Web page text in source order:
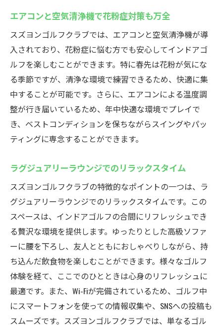
エアコンと空気清浄機で花粉症対策も万全
スズヨンゴルフクラブでは、エアコンと空気清浄機が導
入されており、花粉症に悩む方でも安心してインドアゴ
ルフを楽しむことができます。特に春先は花粉が気にな
る季節ですが、清浄な環境で練習できるため、快適に集
中することが可能です。さらに、エアコンによる温度調
整が行き届いているため、年中快適な環境でプレイで
き、ベストコンディションを保ちながらスイングやパッ
ティングに専念することができます。
ラグジュアリーラウンジでのリラックスタイム
スズヨンゴルフクラブの特徴的なポイントの一つは、ラ
グジュアリーラウンジでのリラックスタイムです。この
スペースは、インドアゴルフの合間にリフレッシュでき
る贅沢な環境を提供します。ゆったりとした高級ソファ
ーに腰を下ろし、友人とともにおしゃべりしながら、持
ち込んだ飲食物を楽しむことができます。様々なゴルフ
体験を経て、ここでのひとときは心身のリフレッシュに
最適です。また、Wi-Fiが完備されているため、ゴルフ中
にスマートフォンを使っての情報収集や、SNSへの投稿も
スムーズです。スズヨンゴルフクラブでは、単なるゴル